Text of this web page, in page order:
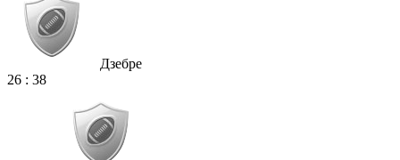
Дзебре
26 : 38